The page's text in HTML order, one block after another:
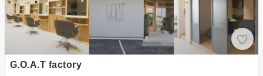
G.O.A.T factory